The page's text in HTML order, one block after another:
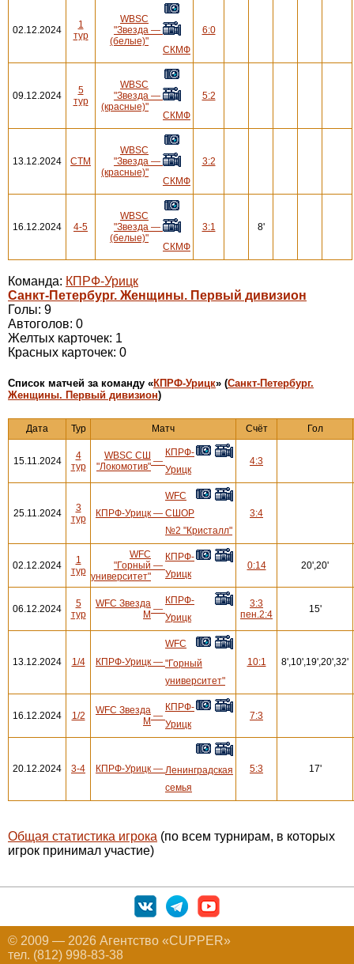
02.12.2024
1
тур
WBSC
"Звезда
(белые)"
—
СКМФ
6:0
09.12.2024
5
тур
WBSC
"Звезда
(красные)"
—
СКМФ
5:2
13.12.2024 СТМ
WBSC
"Звезда
(красные)"
—
СКМФ
3:2
16.12.2024 4-5
WBSC
"Звезда
(белые)"
—
СКМФ
3:1 8'
Команда: КПРФ-Урицк
Санкт-Петербург. Женщины. Первый дивизион
Голы: 9
Автоголов: 0
Желтых карточек: 1
Красных карточек: 0
Cписок матчей за команду «КПРФ-Урицк» (Санкт-Петербург.
Женщины. Первый дивизион)
Дата Тур Матч Счёт Гол
15.11.2024
4
тур
WBSC СШ
"Локомотив" —
КПРФ-
Урицк
4:3
25.11.2024
3
тур
КПРФ-Урицк —
WFC
СШОР
№2 "Кристалл"
3:4
02.12.2024
1
тур
WFC
"Горный
университет"
—
КПРФ-
Урицк
0:14 20',20'
06.12.2024
5
тур
WFC Звезда
М —
КПРФ-
Урицк
3:3
пен.2:4
15'
13.12.2024 1/4 КПРФ-Урицк —
WFC
"Горный
университет"
10:1 8',10',19',20',32'
16.12.2024 1/2
WFC Звезда
М —
КПРФ-
Урицк
7:3
20.12.2024 3-4 КПРФ-Урицк — Ленинградская
семья
5:3 17'
Общая статистика игрока (по всем турнирам, в которых
игрок принимал участие)
© 2009 — 2026 Агентство «CUPPER»
тел. (812) 998-83-38